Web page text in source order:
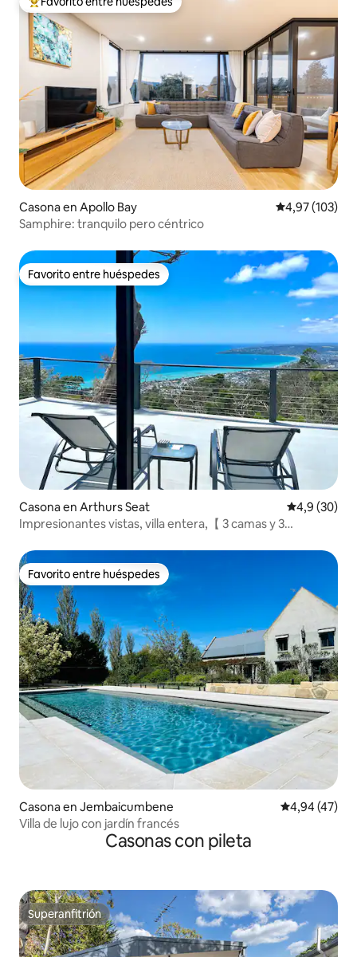
Favorito entre los huéspedes más destacados
Casona en Apollo Bay Calificación
4,97 (103)
Samphire: tranquilo pero céntrico
Favorito entre huéspedes
Favorito entre huéspedes
Casona en Arthurs Seat Calificación
4,9 (30)
Impresionantes vistas, villa entera,【 3 camas y 3
Favorito entre huéspedes
Favorito entre huéspedes
Casona en Jembaicumbene Calificación
4,94 (47)
Villa de lujo con jardín francés
Casonas con pileta
Superanfitrión
Superanfitrión